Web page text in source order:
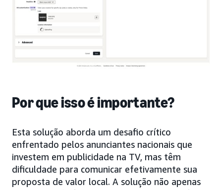
Por que isso é importante?
Esta solução aborda um desafio crítico
enfrentado pelos anunciantes nacionais que
investem em publicidade na TV, mas têm
dificuldade para comunicar efetivamente sua
proposta de valor local. A solução não apenas